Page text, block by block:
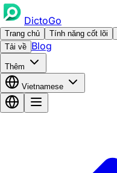
DictoGo
Trang chủ Tính năng cốt lõi
Tải về Blog
Thêm
Vietnamese